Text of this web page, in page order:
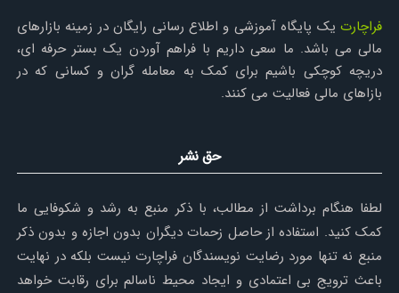
فراچارتیک پایگاه آموزشی و اطلاع رسانی رایگان در زمینه بازارهای
مالی می باشد. ما سعی داریم با فراهم آوردن یک بستر حرفه ای،
دریچه کوچکی باشیم برای کمک به معامله گران و کسانی که در
بازاهای مالی فعالیت می کنند.
حق نشر
لطفا هنگام برداشت از مطالب، با ذکر منبع به رشد و شکوفایی ما
کمک کنید. استفاده از حاصل زحمات دیگران بدون اجازه و بدون ذکر
منبع نه تنها مورد رضایت نویسندگان فراچارت نیست بلکه در نهایت
باعث ترویج بی اعتمادی و ایجاد محیط ناسالم برای رقابت خواهد